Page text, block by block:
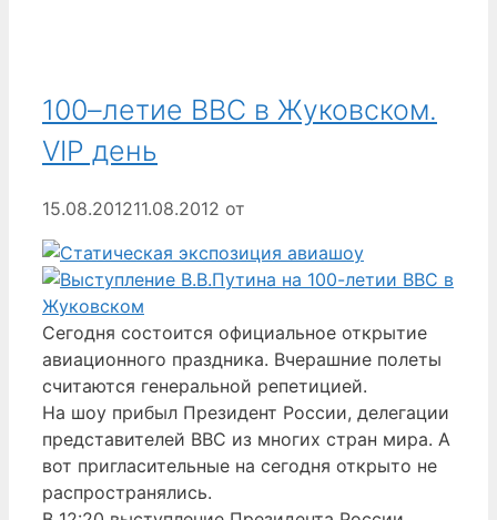
100–летие ВВС в Жуковском.
VIP день
15.08.201211.08.2012 от
Сегодня состоится официальное открытие
авиационного праздника. Вчерашние полеты
считаются генеральной репетицией.
На шоу прибыл Президент России, делегации
представителей ВВС из многих стран мира. А
вот пригласительные на сегодня открыто не
распространялись.